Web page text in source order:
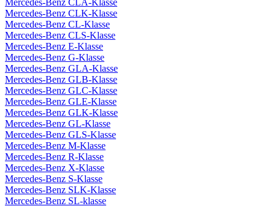
Mercedes-Benz CLA-Klasse
Mercedes-Benz CLK-Klasse
Mercedes-Benz CL-Klasse
Mercedes-Benz CLS-Klasse
Mercedes-Benz E-Klasse
Mercedes-Benz G-Klasse
Mercedes-Benz GLA-Klasse
Mercedes-Benz GLB-Klasse
Mercedes-Benz GLC-Klasse
Mercedes-Benz GLE-Klasse
Mercedes-Benz GLK-Klasse
Mercedes-Benz GL-Klasse
Mercedes-Benz GLS-Klasse
Mercedes-Benz M-Klasse
Mercedes-Benz R-Klasse
Mercedes-Benz X-Klasse
Mercedes-Benz S-Klasse
Mercedes-Benz SLK-Klasse
Mercedes-Benz SL-klasse